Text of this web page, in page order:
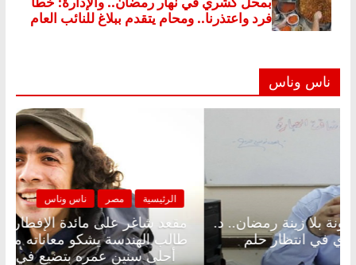
ناس وناس
الرئيسية
مقعد
طالب
أحلى سنين عمره بتضيع في السجن
مصر
شاغر على الإفطار وبلكونة بلا زينة رمضان.. د.
فاروق خبير اقتصادي في انتظار حلم